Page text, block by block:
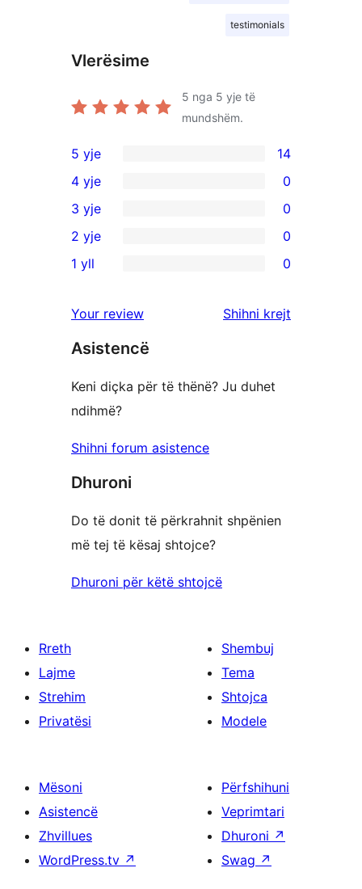
testimonials
Vlerësime
5 nga 5 yje të
mundshëm.
14
shqyrtime
me
5
yje
5 yje 14
shqyrtime
me
4
4 yje 0
0
shqyrtime
me
yje
3 yje 0
shqyrtime
2
yje
2 yje 0
me
1
1 yll 0
Your review Shihni krejt
Asistencë
Keni diçka për të thënë? Ju duhet
ndihmë?
Shihni forum asistence
Dhuroni
Do të donit të përkrahnit shpënien
më tej të kësaj shtojce?
Dhuroni për këtë shtojcë
Rreth
Lajme
Strehim
Privatësi
Shembuj
Tema
Shtojca
Modele
Mësoni
Asistencë
Zhvillues
WordPress.tv ↗
Përfshihuni
Veprimtari
Dhuroni ↗
Swag ↗